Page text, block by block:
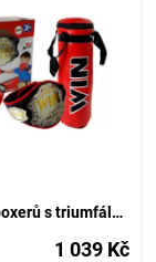
Souprava boxerů s triumfálním opaskem
1 039 Kč